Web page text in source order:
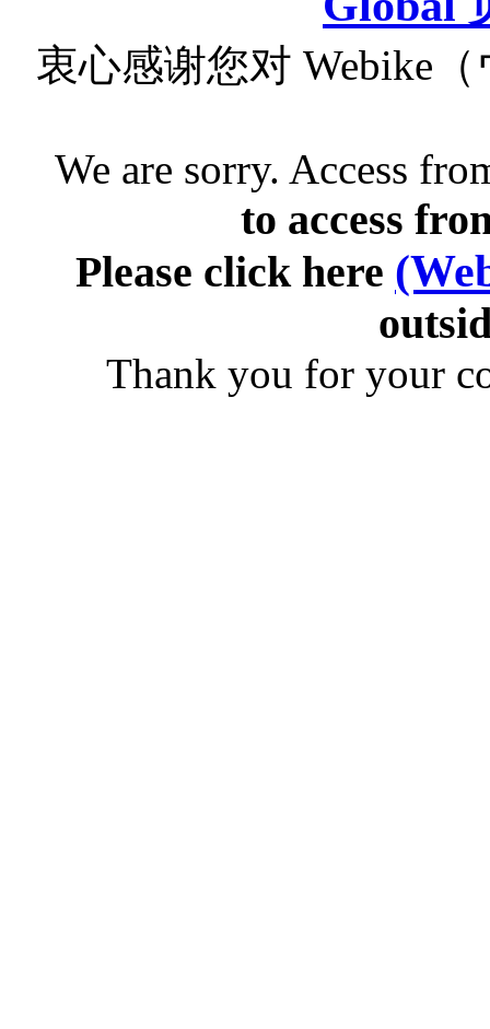
衷心感谢您对 Webike
We are sorry. Access
to access
Please click here
Thank you for your